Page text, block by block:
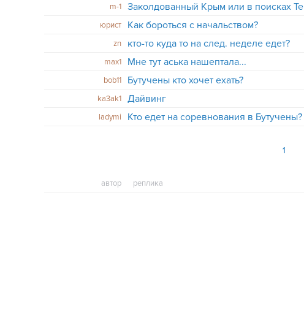
m-1
Заколдованный Крым или в поисках
юрист
Как бороться с начальством?
zn
кто-то куда то на след. неделе едет?
max1
Мне тут аська нашептала...
bob11
Бутучены кто хочет ехать?
ka3ak1
Дайвинг
ladymi
Кто едет на соревнования в Бутучены?
1
автор реплика